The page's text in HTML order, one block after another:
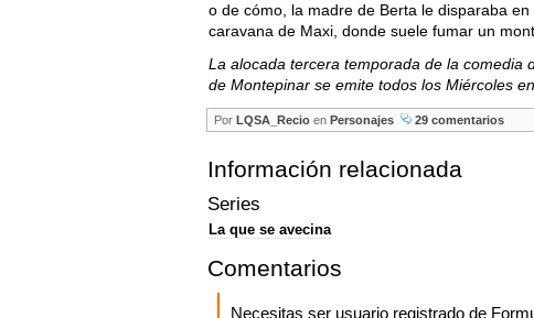
o de cómo, la madre de Berta le disparaba
caravana de Maxi, donde suele fumar un
La alocada tercera temporada de la comedia
de Montepinar se emite todos los Miércoles
Por LQSA_Recio en Personajes 29 comentarios
Información relacionada
Series
La que se avecina
Comentarios
Necesitas ser usuario registrado de